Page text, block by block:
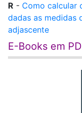
R - Como calcular
dadas as
adjascente
E-Books em